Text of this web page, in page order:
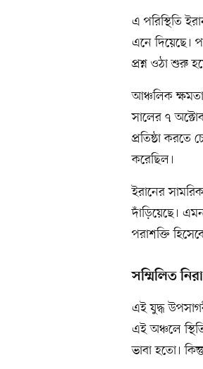
এ পরিস্থিতি
এনে দিয়েছে।
প্রশ্ন ওঠা শুরু
আঞ্চলিক
সালের ৭
প্রতিষ্ঠা করতে
করেছিল।
ইরানের
দাঁড়িয়েছে।
পরাশক্তি
সম্মিলিত
এই যুদ্ধ
এই অঞ্চলে
ভাবা হতো।